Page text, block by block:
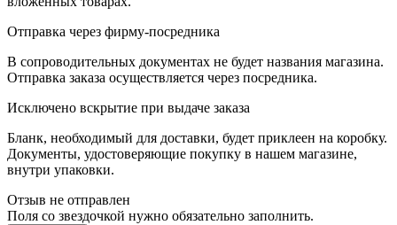
Отправка через фирму-посредника
В сопроводительных документах не будет названия магазина.
Отправка заказа осуществляется через посредника.
Исключено вскрытие при выдаче заказа
Бланк, необходимый для доставки, будет приклеен на коробку.
Документы, удостоверяющие покупку в нашем магазине,
внутри упаковки.
Отзыв не отправлен
Поля со звездочкой нужно обязательно заполнить.